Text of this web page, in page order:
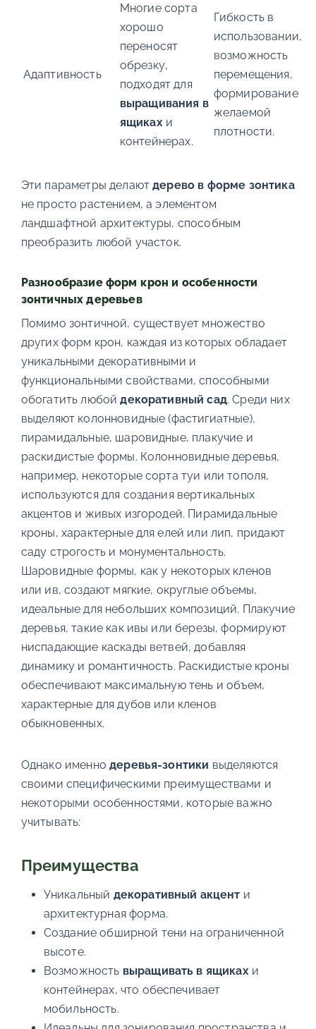
Адаптивность
Многие сорта
хорошо
переносят
обрезку,
подходят для
выращивания в
ящикахи
контейнерах.
Гибкость в
использовании,
возможность
перемещения,
формирование
желаемой
плотности.
Эти параметры делаютдерево в форме зонтика
не просто растением, а элементом
ландшафтной архитектуры, способным
преобразить любой участок.
Разнообразие форм крон и особенности
зонтичных деревьев
Помимо зонтичной, существует множество
других форм крон, каждая из которых обладает
уникальными декоративными и
функциональными свойствами, способными
обогатить любойдекоративный сад. Среди них
выделяют колонновидные (фастигиатные),
пирамидальные, шаровидные, плакучие и
раскидистые формы. Колонновидные деревья,
например, некоторые сорта туи или тополя,
используются для создания вертикальных
акцентов и живых изгородей. Пирамидальные
кроны, характерные для елей или лип, придают
саду строгость и монументальность.
Шаровидные формы, как у некоторых кленов
или ив, создают мягкие, округлые объемы,
идеальные для небольших композиций. Плакучие
деревья, такие как ивы или березы, формируют
ниспадающие каскады ветвей, добавляя
динамику и романтичность. Раскидистые кроны
обеспечивают максимальную тень и объем,
характерные для дубов или кленов
обыкновенных.
Однако именнодеревья-зонтики выделяются
своими специфическими преимуществами и
некоторыми особенностями, которые важно
учитывать:
Преимущества
Уникальный декоративный акцент и
архитектурная форма.
Создание обширной тени на ограниченной
высоте.
Возможность выращивать в ящикахи
контейнерах, что обеспечивает
мобильность.